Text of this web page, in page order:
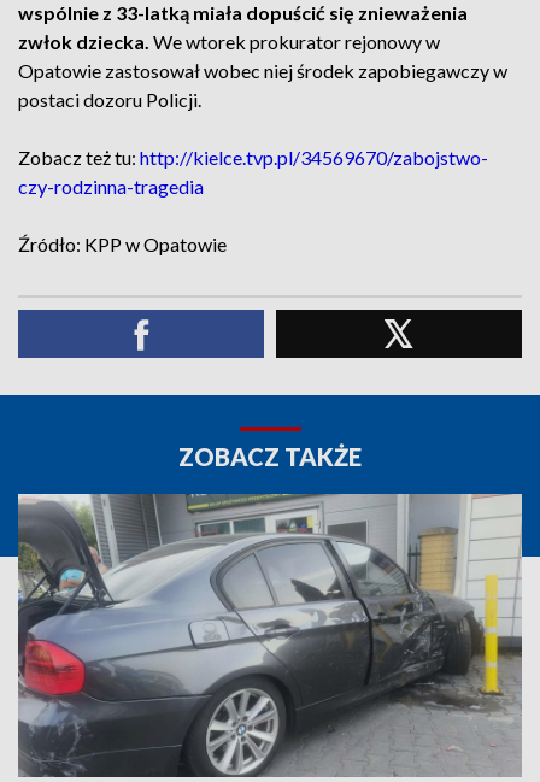
wspólnie z 33-latką miała dopuścić się znieważenia
zwłok dziecka. We wtorek prokurator rejonowy w
Opatowie zastosował wobec niej środek zapobiegawczy w
postaci dozoru Policji.
Zobacz też tu: http://kielce.tvp.pl/34569670/zabojstwo-
czy-rodzinna-tragedia
Źródło: KPP w Opatowie
ZOBACZ TAKŻE